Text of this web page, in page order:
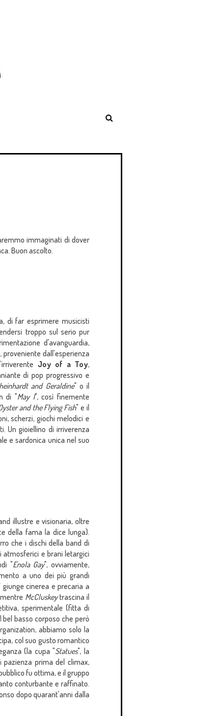
immaginati di dover
Buon ascolto.
di far esprimere musicisti
troppo sul serio pur
d'avanguardia,
, proveniente dall'esperienza
Joy of a Toy,
di pop progressivo e
and Geraldine" o il
di "May I", così finemente
and the Flying Fish" e il
scherzi, giochi melodici e
Un gioiellino di irriverenza
e sardonica unica nel suo
illustre e visionaria, oltre
della fama la dice lunga).
che i dischi della band di
atmosferici e brani letargici
"Enola Gay", ovviamente,
a uno dei più grandi
giunge cinerea e precaria a
McCluskeytrascina il
sperimentale (fitta di
basso corposo che però
abbiamo solo la
col suo gusto romantico
(la cupa "Statues", la
prima del climax,
fu ottima, e il gruppo
conturbante e raffinato.
dopo quarant'anni dalla